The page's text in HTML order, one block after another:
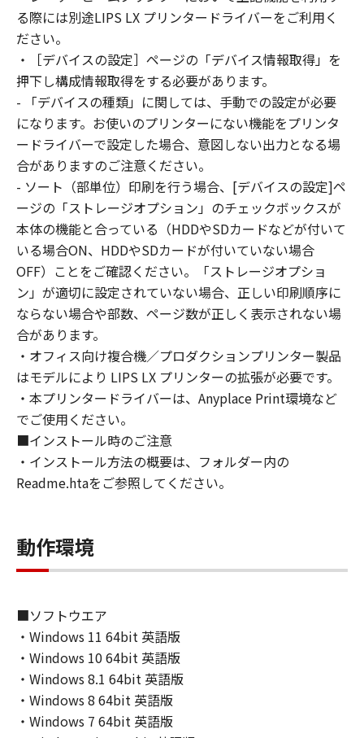
reverse engineer the SOFTWARE and you shall
not have any third party to do so.
3. COPYRIGHT NOTICE
You shall not modify, remove or delete any
copyright notice of Canon or its licensors
contained in the SOFTWARE, including any
copy thereof.
4. OWNERSHIP
Canon and its licensors retain in all respects
the title, ownership and intellectual property
rights in and to the SOFTWARE. Except as
expressly provided herein, no license or right,
express or implied, is hereby conveyed or
granted by Canon to you for any intellectual
property of Canon and its licensors.
5. EXPORT CONTROL
You agree to comply with all export laws and
restrictions and regulations of the country
involved, and not to export or re-export,
directly or indirectly, the SOFTWARE in
violation of any such laws, restrictions and
regulations, or without all necessary
approvals.
6. SUPPORT AND UPDATE
NEITHER CANON, CANON'S SUBSIDIARIES OR
RESPONSIBLE FOR MAINTAINING OR
HELPING YOU TO USE THE SOFTWARE, OR
HEREUNDER.
7. DISCLAIMER OF WARRANTIES AND
LIABILITY
[NO WARRANTY] THE SOFTWARE IS
PROVIDED "AS IS" WITHOUT WARRANTY OF
ANY KIND, EITHER EXPRESSED OR IMPLIED,
る際には別途LIPS LX プリンタードライバーをご利用く
ださい。
・［デバイスの設定］ページの「デバイス情報取得」を
押下し構成情報取得をする必要があります。
- 「デバイスの種類」に関しては、手動での設定が必要
になります。お使いのプリンターにない機能をプリンタ
ードライバーで設定した場合、意図しない出力となる場
合がありますのご注意ください。
- ソート（部単位）印刷を行う場合、[デバイスの設定]ペ
ージの「ストレージオプション」のチェックボックスが
本体の機能と合っている（HDDやSDカードなどが付いて
いる場合ON、HDDやSDカードが付いていない場合
OFF）ことをご確認ください。「ストレージオプショ
ン」が適切に設定されていない場合、正しい印刷順序に
ならない場合や部数、ページ数が正しく表示されない場
合があります。
・オフィス向け複合機／プロダクションプリンター製品
はモデルにより LIPS LX プリンターの拡張が必要です。
・本プリンタードライバーは、Anyplace Print環境など
でご使用ください。
■インストール時のご注意
・インストール方法の概要は、フォルダー内の
Readme.htaをご参照してください。
動作環境
■ソフトウエア
・Windows 11 64bit 英語版
・Windows 10 64bit 英語版
・Windows 8.1 64bit 英語版
・Windows 8 64bit 英語版
・Windows 7 64bit 英語版